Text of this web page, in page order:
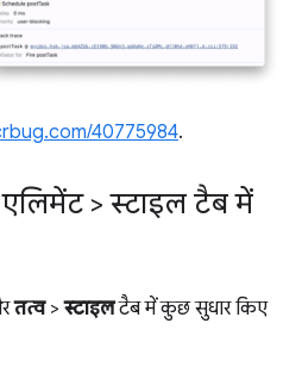
40775984.
> स्टाइल टैब में
तत्व>स्टाइलटैब में कुछ सुधार किए